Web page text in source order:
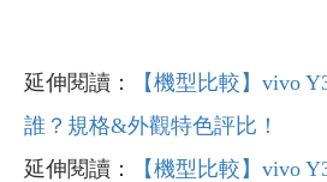
延伸閱讀：
【機型比較】vivo
誰？規格&外觀特色評比！
延伸閱讀：
【機型比較】vivo